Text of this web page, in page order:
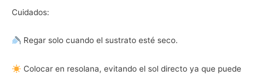
Cuidados:
Regar solo cuando el sustrato esté seco.
Colocar en resolana, evitando el sol directo ya que puede